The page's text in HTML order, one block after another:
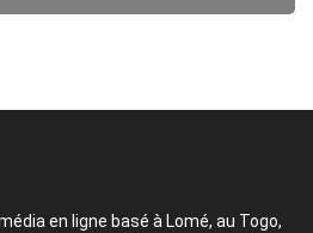
en ligne basé à Lomé, au Togo,